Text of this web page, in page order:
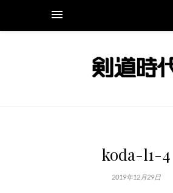
koda-l1-4
2019年12月29日